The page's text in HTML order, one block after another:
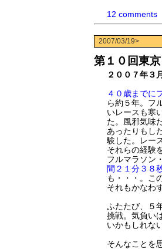
12 comments
2007/03/19>
第１０回東
２００７年３
４０歳までに
ら約５年。フ
いレースも寒
た。風邪気味
あったりもし
験した。レー
それらの経験
フルマラソン
間２１分３８
も・・・。こ
それもかなわ
ふたたび、５
挑戦。気負い
いかもしれな
そんなことを